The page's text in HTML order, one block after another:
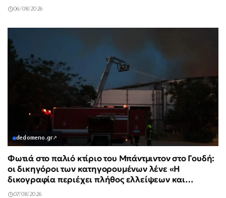
06/08/2026
dedomeno.gr↗
Φωτιά στο παλιό κτίριο του Μπάντμιντον στο Γουδή:
οι δικηγόροι των κατηγορουμένων λένε «Η
δικογραφία περιέχει πλήθος ελλείψεων και
σοβαρών κενών»
07/08/2026